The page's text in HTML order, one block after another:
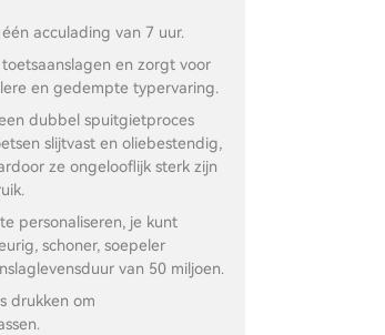
acculading van 7 uur.
en zorgt voor
en gedempte typervaring.
dubbel spuitgietproces
slijtvast en oliebestendig,
ze ongelooflijk sterk zijn
personaliseren, je kunt
schoner, soepeler
van 50 miljoen.
drukken om